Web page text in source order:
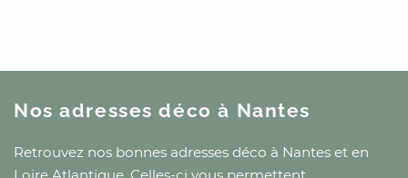
Nos adresses décoà Nantes
Retrouvez nos bonnes adresses déco à Nantes et en